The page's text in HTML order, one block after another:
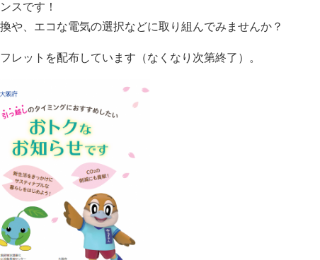
スです！
や、エコな電気の選択などに取り組んでみませんか？
レットを配布しています（なくなり次第終了）。